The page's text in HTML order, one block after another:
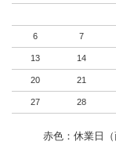
6 7
13 14
20 21
27 28
赤色：休業日